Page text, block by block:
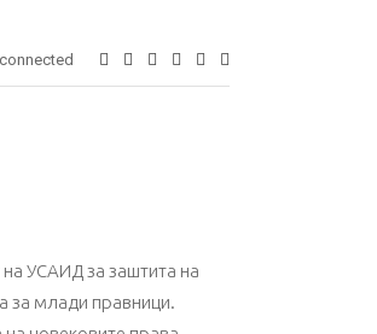
УСАИД за заштита на
за млади правници.